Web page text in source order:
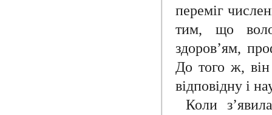
переміг
тим, що
здоров’ям,
До того ж,
відповідну і
Коли